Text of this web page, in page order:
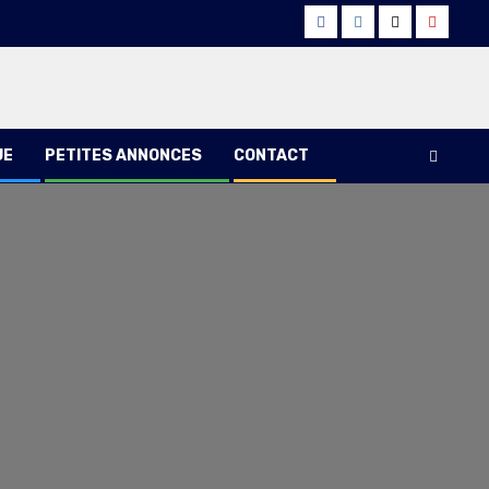
FacebookInstagram
Twitter
PETITES ANNONCES CONTACT